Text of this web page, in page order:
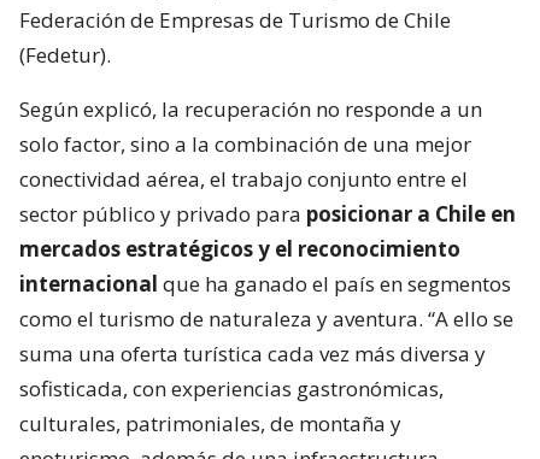
Federación de Empresas de Turismo de Chile
(Fedetur).
Según explicó, la recuperación no responde a un
solo factor, sino a la combinación de una mejor
conectividad aérea, el trabajo conjunto entre el
sector público y privado para posicionar a Chile en
mercados estratégicos y el reconocimiento
internacional que ha ganado el país en segmentos
como el turismo de naturaleza y aventura. “A ello se
suma una oferta turística cada vez más diversa y
sofisticada, con experiencias gastronómicas,
culturales, patrimoniales, de montaña y